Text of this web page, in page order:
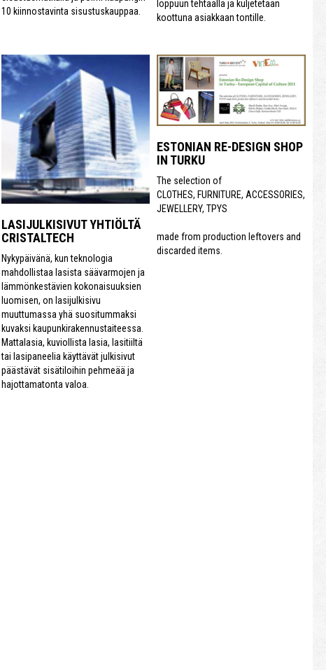
10 kiinnostavinta sisustuskauppaa.
loppuun tehtaalla ja kuljetetaan
koottuna asiakkaan tontille.
LASIJULKISIVUT YHTIÖLTÄ
CRISTALTECH
Nykypäivänä, kun teknologia
mahdollistaa lasista säävarmojen ja
lämmönkestävien kokonaisuuksien
luomisen, on lasijulkisivu
muuttumassa yhä suositummaksi
kuvaksi kaupunkirakennustaiteessa.
Mattalasia, kuviollista lasia, lasitiiltä
tai lasipaneelia käyttävät julkisivut
päästävät sisätiloihin pehmeää ja
hajottamatonta valoa.
ESTONIAN RE-DESIGN SHOP
IN TURKU
The selection of
CLOTHES, FURNITURE, ACCESSORIES,
JEWELLERY, TPYS
made from production leftovers and
discarded items.